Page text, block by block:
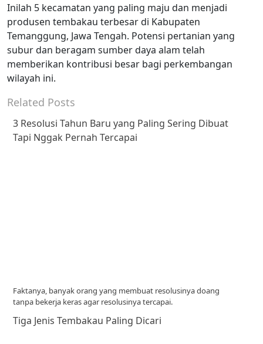
Inilah 5 kecamatan yang paling maju dan menjadi
produsen tembakau terbesar di Kabupaten
Temanggung, Jawa Tengah. Potensi pertanian yang
subur dan beragam sumber daya alam telah
memberikan kontribusi besar bagi perkembangan
wilayah ini.
Related Posts
3 Resolusi Tahun Baru yang Paling Sering Dibuat
Tapi Nggak Pernah Tercapai
Faktanya, banyak orang yang membuat resolusinya doang
tanpa bekerja keras agar resolusinya tercapai.
Tiga Jenis Tembakau Paling Dicari